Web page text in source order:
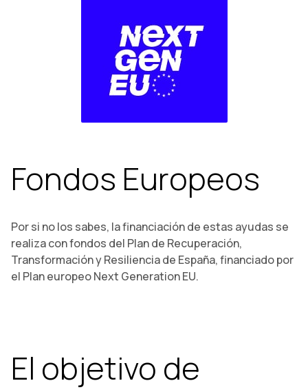
Fondos Europeos
Por si no los sabes, la financiación de estas ayudas se
realiza con fondos del Plan de Recuperación,
Transformación y Resiliencia de España, financiado por
el Plan europeo Next Generation EU.
El objetivo de